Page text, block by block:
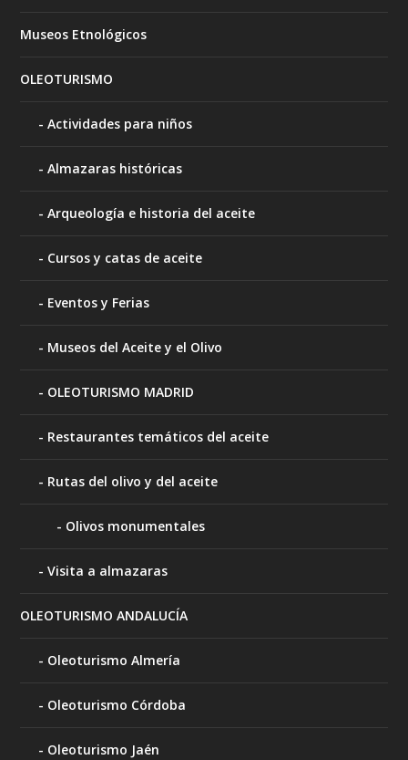
Museos Etnológicos
OLEOTURISMO
Actividades para niños
Almazaras históricas
Arqueología e historia del aceite
Cursos y catas de aceite
Eventos y Ferias
Museos del Aceite y el Olivo
OLEOTURISMO MADRID
Restaurantes temáticos del aceite
Rutas del olivo y del aceite
Olivos monumentales
Visita a almazaras
OLEOTURISMO ANDALUCÍA
Oleoturismo Almería
Oleoturismo Córdoba
Oleoturismo Jaén